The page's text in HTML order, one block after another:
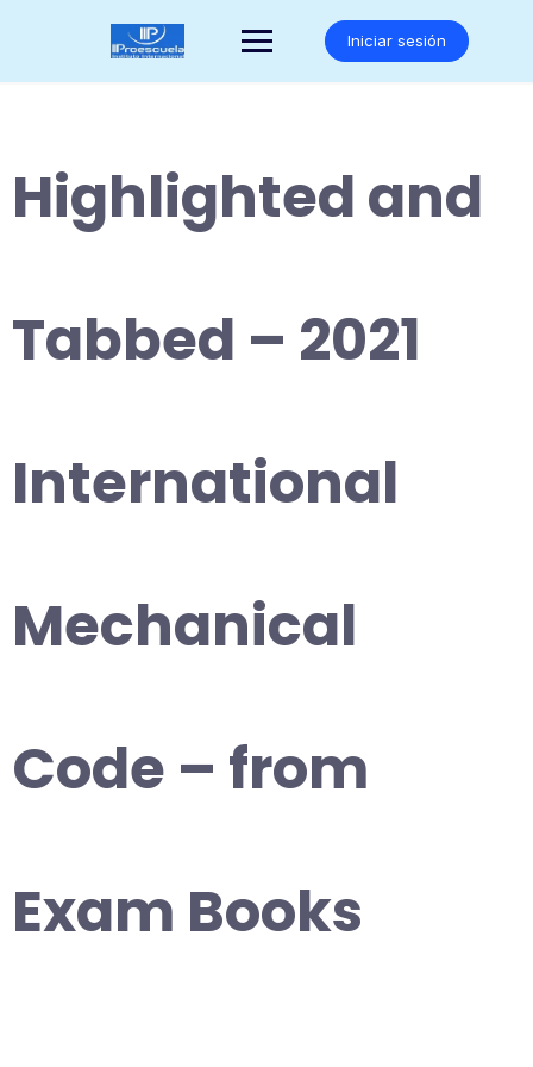
Iniciar sesión
Highlighted and
Tabbed – 2021
International
Mechanical
Code – from
Exam Books